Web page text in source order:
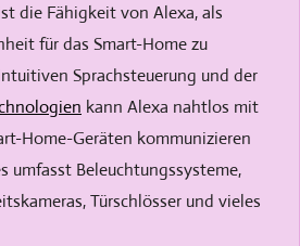
die Fähigkeit von Alexa, als
für das Smart-Home zu
Sprachsteuerung und der
kann Alexa nahtlos mit
Home-Geräten kommunizieren
umfasst Beleuchtungssysteme,
Türschlösser und vieles